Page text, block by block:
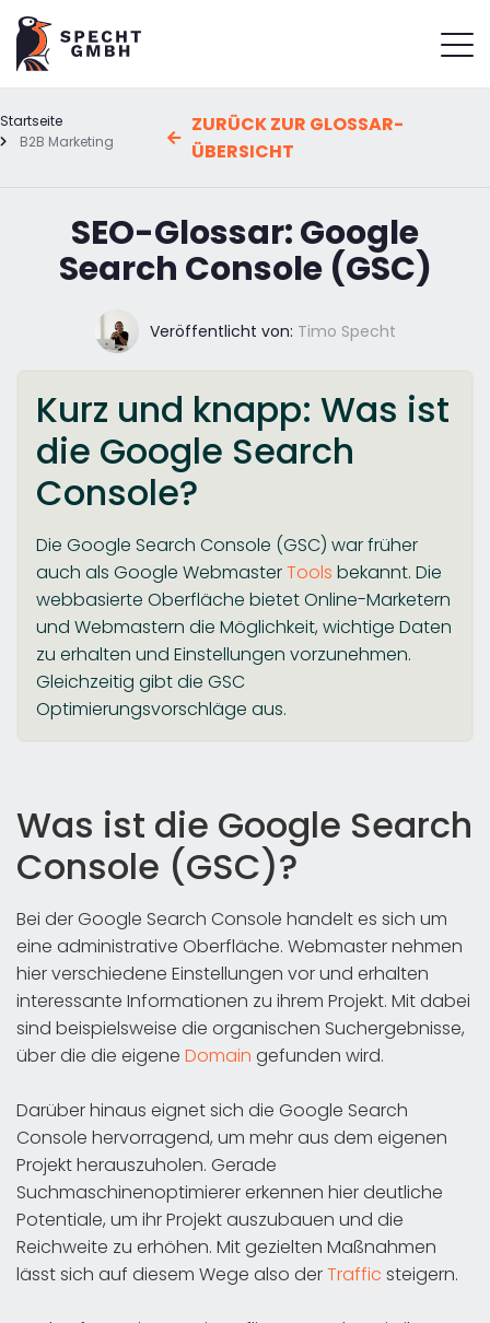
Startseite
B2B Marketing
ZURÜCK ZUR GLOSSAR-
ÜBERSICHT
SEO-Glossar: Google
Search Console (GSC)
Veröffentlicht von: Timo Specht
Kurz und knapp: Was ist
die Google Search
Console?
Die Google Search Console (GSC) war früher
auch als Google WebmasterTools bekannt. Die
webbasierte Oberfläche bietet Online-Marketern
und Webmastern die Möglichkeit, wichtige Daten
zu erhalten und Einstellungen vorzunehmen.
Gleichzeitig gibt die GSC
Optimierungsvorschläge aus.
Was ist die Google Search
Console (GSC)?
Bei der Google Search Console handelt es sich um
eine administrative Oberfläche. Webmaster nehmen
hier verschiedene Einstellungen vor und erhalten
interessante Informationen zu ihrem Projekt. Mit dabei
sind beispielsweise die organischen Suchergebnisse,
über die die eigene Domain gefunden wird.
Darüber hinaus eignet sich die Google Search
Console hervorragend, um mehr aus dem eigenen
Projekt herauszuholen. Gerade
Suchmaschinenoptimierer erkennen hier deutliche
Potentiale, um ihr Projekt auszubauen und die
Reichweite zu erhöhen. Mit gezielten Maßnahmen
lässt sich auf diesem Wege also derTraffic steigern.